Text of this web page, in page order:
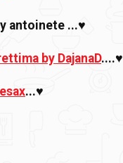
antoinete ...♥
by DajanaD....♥
...♥